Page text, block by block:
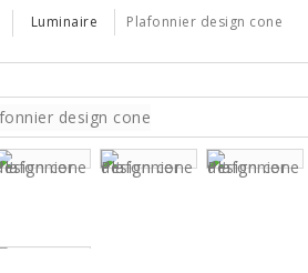
Luminaire Plafonnier design cone